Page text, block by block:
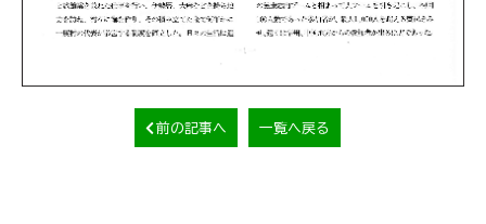
前の記事へ 一覧へ戻る